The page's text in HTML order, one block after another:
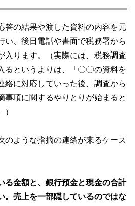
答の結果や渡した資料の内容を元
い、後日電話や書面で税務署から
入ります。（実際には、税務調査
るというよりは、「〇〇の資料を
絡に対応していった後、調査から
事項に関するやりとりが始まると
のような指摘の連絡が来るケース
る金額と、銀行預金と現金の合計
。売上を一部隠しているのではな